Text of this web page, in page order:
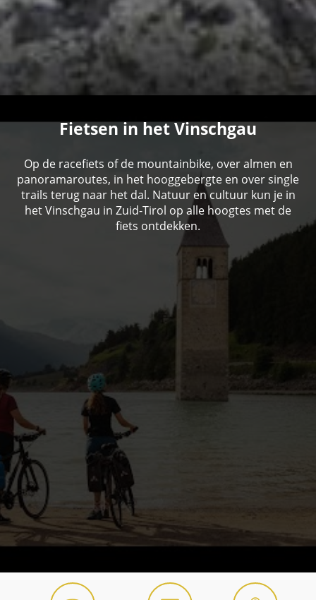
Fietsen in het Vinschgau
Op de racefiets of de mountainbike, over almen en
panoramaroutes, in het hooggebergte en over single
trails terug naar het dal. Natuur en cultuur kun je in
het Vinschgau in Zuid-Tirol op alle hoogtes met de
fiets ontdekken.